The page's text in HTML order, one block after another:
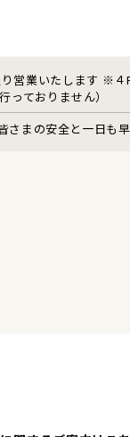
業いたします ※４
っておりません）
まの安全と一日も